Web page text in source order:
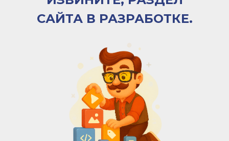
САЙТА В РАЗРАБОТКЕ.